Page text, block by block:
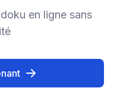
en ligne sans